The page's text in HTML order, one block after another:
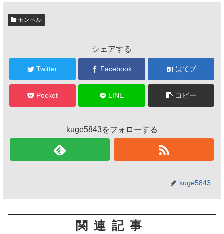
モンベル
シェアする
Twitter Facebook はてブ
Pocket LINE コピー
kuge5843をフォローする
kuge5843
関連記事